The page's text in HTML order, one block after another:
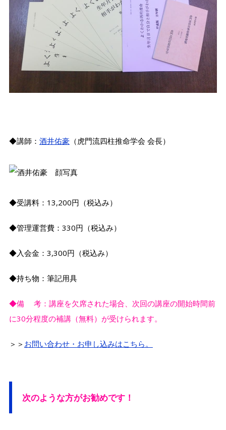
◆講師： 酒井佑豪 （虎門流四柱推命学会 会長）
◆受講料：13,200円（税込み）
◆管理運営費：330円（税込み）
◆入会金：3,300円（税込み）
◆持ち物：筆記用具
◆備 考：講座を欠席された場合、次回の講座の開始時間前
に30分程度の補講（無料）が受けられます。
＞＞ お問い合わせ・お申し込みはこちら。
次のような方がお勧めです！